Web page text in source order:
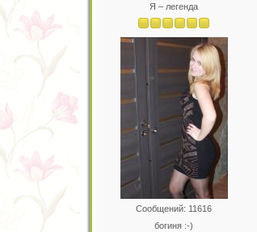
Я – легенда
Сообщений: 11616
богиня :-)